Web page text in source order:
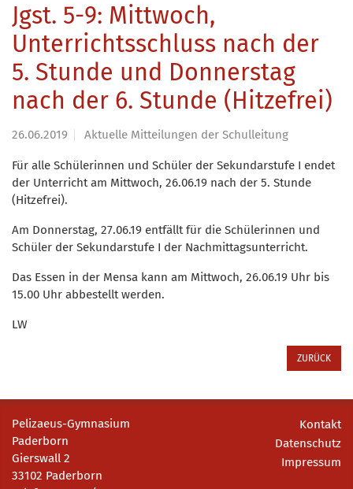
Jgst. 5-9: Mittwoch,
Unterrichtsschluss nach der
5. Stunde und Donnerstag
nach der 6. Stunde (Hitzefrei)
26.06.2019 Aktuelle Mitteilungen der Schulleitung
Für alle Schülerinnen und Schüler der Sekundarstufe I endet
der Unterricht am Mittwoch, 26.06.19 nach der 5. Stunde
(Hitzefrei).
Am Donnerstag, 27.06.19 entfällt für die Schülerinnen und
Schüler der Sekundarstufe I der Nachmittagsunterricht.
Das Essen in der Mensa kann am Mittwoch, 26.06.19 Uhr bis
15.00 Uhr abbestellt werden.
LW
ZURÜCK
Pelizaeus-Gymnasium
Paderborn
Gierswall 2
33102 Paderborn
Kontakt
Datenschutz
Impressum